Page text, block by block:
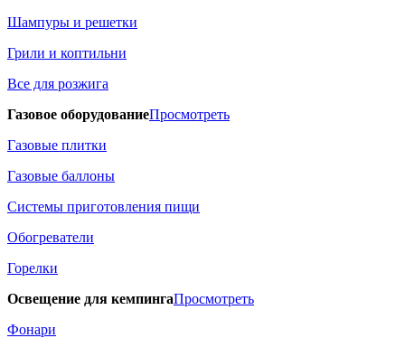
Шампуры и решетки
Грили и коптильни
Все для розжига
Газовое оборудованиеПросмотреть
Газовые плитки
Газовые баллоны
Системы приготовления пищи
Обогреватели
Горелки
Освещение для кемпингаПросмотреть
Фонари